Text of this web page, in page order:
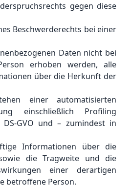
gegen diese
Beschwerderechts bei einer
Daten nicht bei
erhoben werden, alle
über die Herkunft der
einer automatisierten
einschließlich Profiling
GVO und – zumindest in
Informationen über die
die Tragweite und die
einer derartigen
betroffene Person.